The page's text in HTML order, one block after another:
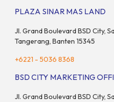
PLAZA SINAR MAS LAND
Jl. Grand Boulevard BSD City,
Tangerang, Banten 15345
+6221 - 5036 8368
BSD CITY MARKETING
Jl. Grand Boulevard BSD City,